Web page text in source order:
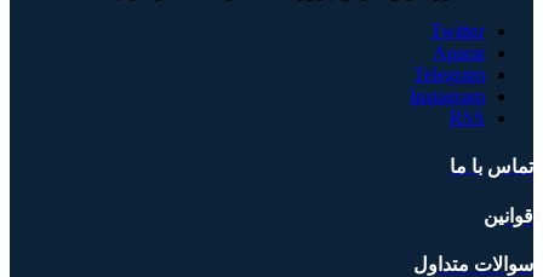
Twitter
Aparat
Telegram
Instagram
RSS
تماس با ما
قوانین
سوالات متداول